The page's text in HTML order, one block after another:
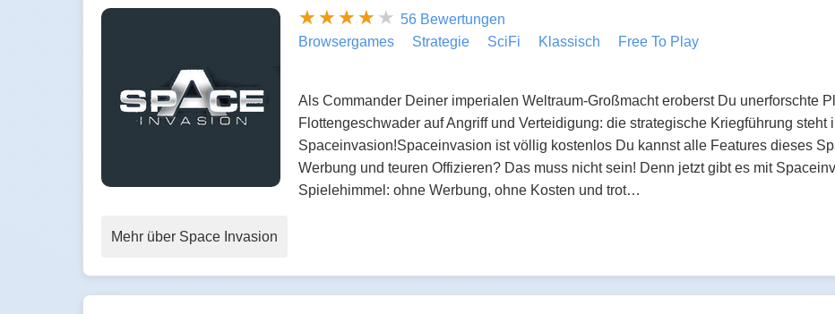
56 Bewertungen
Browsergames
Strategie SciFi Klassisch Free To Play
Als Commander Deiner imperialen Weltraum-Großmacht eroberst Du unerforschte
Flottengeschwader auf Angriff und Verteidigung: die strategische Kriegführung steht
Spaceinvasion!Spaceinvasion ist völlig kostenlos Du kannst alle Features dieses
Werbung und teuren Offizieren? Das muss nicht sein! Denn jetzt gibt es mit
Spielehimmel: ohne Werbung, ohne Kosten und trot…
Mehr über Space Invasion